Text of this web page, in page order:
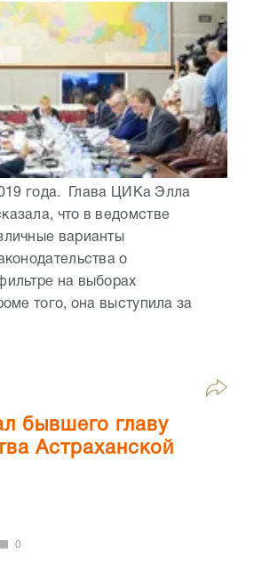
года. Глава ЦИКа Элла
что в ведомстве
варианты
о
на выборах
того, она выступила за
бывшего главу
Астраханской
0